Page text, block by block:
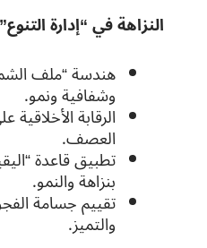
النزاهة في “إدارة
هندسة “ملف
وشفافية ونمو.
الرقابة
العصف.
تطبيق قاعدة
بنزاهة والنمو.
تقييم جسامة
والتميز.